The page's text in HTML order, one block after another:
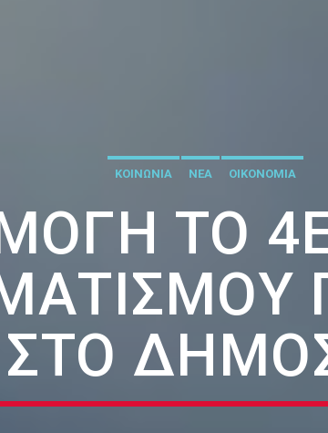
ΚΟΙΝΩΝΙΑ ΝΕΑ ΟΙΚΟΝΟΜΙΑ
ΤΟ
ΣΤΟ